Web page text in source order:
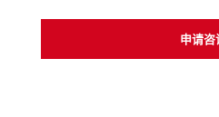
申请咨